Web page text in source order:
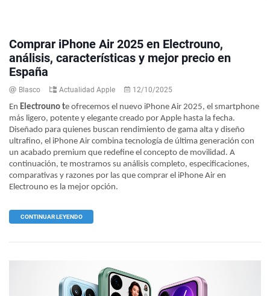
Comprar iPhone Air 2025 en Electrouno,
análisis, características y mejor precio en
España
Blasco Actualidad Apple 12/10/2025
En Electrouno te ofrecemos el nuevo iPhone Air 2025, el smartphone
más ligero, potente y elegante creado por Apple hasta la fecha.
Diseñado para quienes buscan rendimiento de gama alta y diseño
ultrafino, el iPhone Air combina tecnología de última generación con
un acabado premium que redefine el concepto de movilidad. A
continuación, te mostramos su análisis completo, especificaciones,
comparativas y razones por las que comprar el iPhone Air en
Electrouno es la mejor opción.
CONTINUAR LEYENDO